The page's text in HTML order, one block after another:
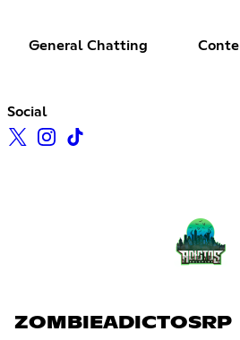
General Chatting
Social
ZOMBIEADICTOSRP